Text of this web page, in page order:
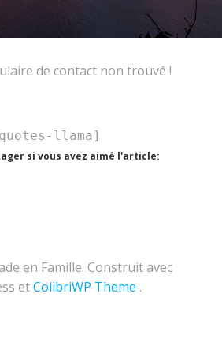
de contact non trouvé !
llama]
si vous avez aimé l'article:
en Famille. Construit avec
etColibriWP Theme .